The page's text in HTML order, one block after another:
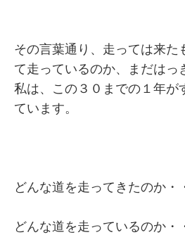
その言葉通り、走っては来た
て走っているのか、まだはっ
私は、この３０までの１年が
ています。
どんな道を走ってきたのか・
どんな道を走っているのか・